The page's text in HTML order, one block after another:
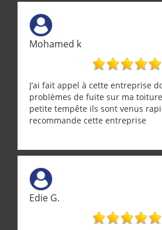
Mohamed k
J’ai fait appel à cette entreprise
problèmes de fuite sur ma
petite tempête ils sont venus
recommande cette entreprise
Edie G.